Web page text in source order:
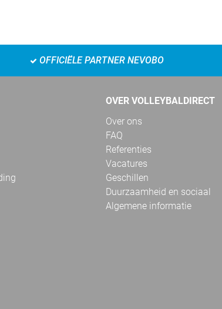
OFFICIËLE PARTNER NEVOBO
OVER VOLLEYBALDIRECT
Over ons
FAQ
Referenties
Vacatures
Geschillen
Duurzaamheid en sociaal
Algemene informatie